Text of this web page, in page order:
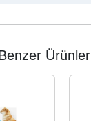
Ürünler